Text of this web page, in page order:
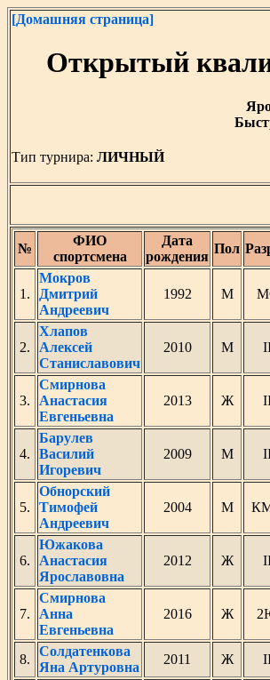
[Домашняя страница]
Открытый
Тип турнира: ЛИЧНЫЙ
№
ФИО
спортсмена
Дата
рождения
Пол
1.
Мокров
Дмитрий
Андреевич
1992 М
2.
Хлапов
Алексей
Станиславович
2010 М
3.
Смирнова
Анастасия
Евгеньевна
2013 Ж
4.
Барулев
Василий
Игоревич
2009 М
5.
Обнорский
Тимофей
Андреевич
2004 М
6.
Южакова
Анастасия
Ярославовна
2012 Ж
7.
Смирнова
Анна
Евгеньевна
2016 Ж
8.
Солдатенкова
Яна Артуровна
2011 Ж